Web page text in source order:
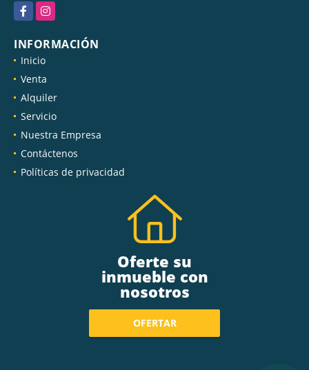
FacebookInstagram
INFORMACIÓN
Inicio
Venta
Alquiler
Servicio
Nuestra Empresa
Contáctenos
Políticas de privacidad
Oferte su
inmueble con
nosotros
OFERTAR